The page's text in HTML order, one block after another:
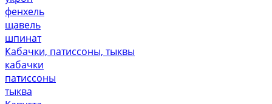
фенхель
щавель
шпинат
Кабачки, патиссоны, тыквы
кабачки
патиссоны
тыква